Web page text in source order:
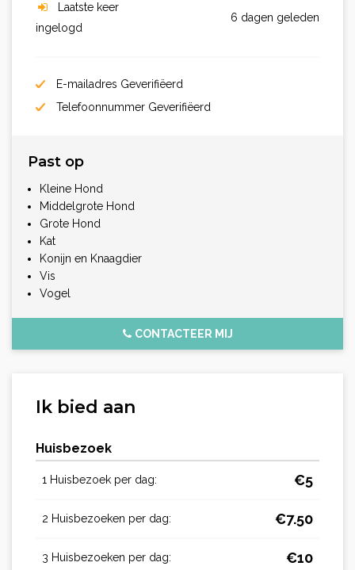
Laatste keer
ingelogd
6 dagen geleden
E-mailadres Geverifiëerd
Telefoonnummer Geverifiëerd
Past op
Kleine Hond
Middelgrote Hond
Grote Hond
Kat
Konijn en Knaagdier
Vis
Vogel
CONTACTEER MIJ
Ik bied aan
Huisbezoek
1 Huisbezoek per dag: €5
2 Huisbezoeken per dag: €7.50
3 Huisbezoeken per dag: €10